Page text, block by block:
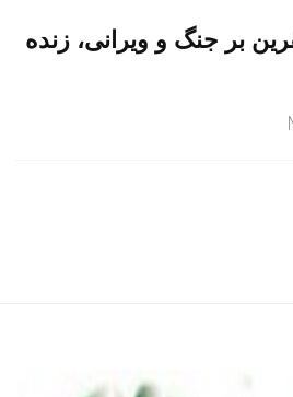
بر جنگ و ویرانی، زنده